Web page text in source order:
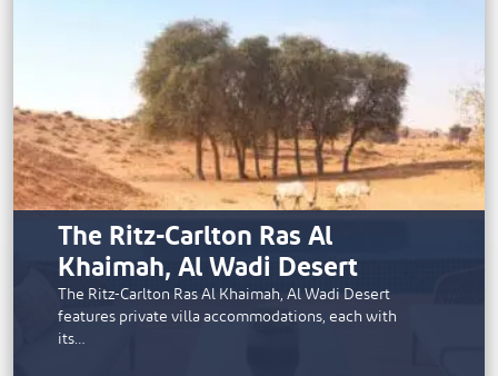
profesionálními baristy, bar Shasha Pool s
občerstvením pod širým nebem a skvělými
dýdžejskými rytmy nebo Levant & Nar, moderní
restauraci s jídly z Levanty. V letovisku je krásně
nasvícený klub zdraví, fitness studio a venkovní
tenisové kurty. Prostory pro pořádání akcí jsou
zality slunečním světlem a poskytují jedinečné
prostory pro intimní setkání, slavnostní večeře i
velkolepé oslavy. Otevření lázní pro veřejnost je
naplánováno na duben 2022.
The Ritz-Carlton Ras Al
Khaimah, Al Wadi Desert
The Ritz-Carlton Ras Al Khaimah, Al Wadi Desert
features private villa accommodations, each with
its…